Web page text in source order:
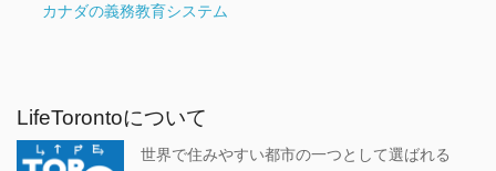
カナダの義務教育システム
LifeTorontoについて
世界で住みやすい都市の一つとして選ばれる